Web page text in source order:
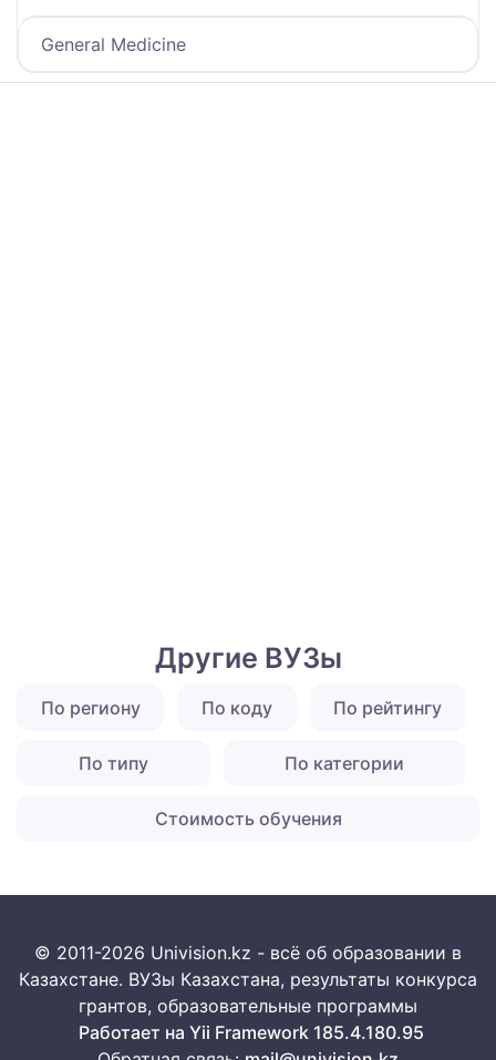
General Medicine
Другие ВУЗы
По региону По коду По рейтингу
По типу По категории
Стоимость обучения
© 2011-2026 Univision.kz - всё об образовании в
Казахстане. ВУЗы Казахстана, результаты конкурса
грантов, образовательные программы
Работает на Yii Framework 185.4.180.95